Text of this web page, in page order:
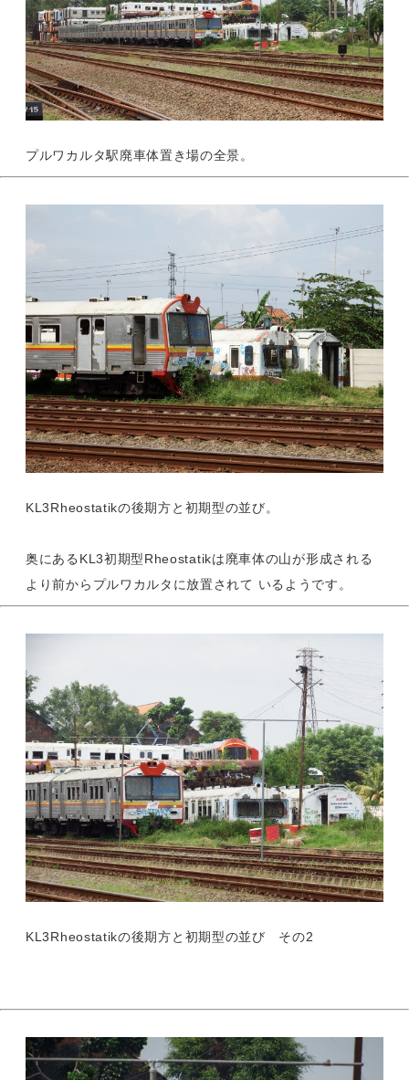
プルワカルタ駅廃車体置き場の全景。
KL3Rheostatikの後期方と初期型の並び。
奥にあるKL3初期型Rheostatikは廃車体の山が形成される
より前からプルワカルタに放置されて いるようです。
KL3Rheostatikの後期方と初期型の並び その2